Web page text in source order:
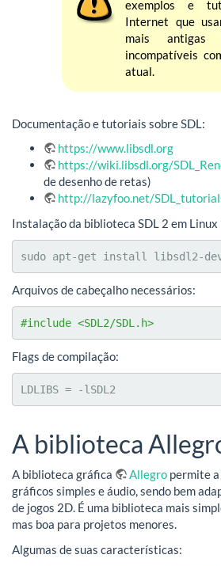
exemplos e
Internet que
mais antigas
incompatíveis
atual.
Documentação e tutoriais sobre SDL:
https://www.libsdl.org
https://wiki.libsdl.org/
de desenho de retas)
http://lazyfoo.net/
Instalação da biblioteca SDL 2 em
sudo apt-get install libsdl2-
Arquivos de cabeçalho necessários:
#include <SDL2/SDL.h>
Flags de compilação:
LDLIBS = -lSDL2
A biblioteca
A biblioteca gráfica Allegro permite
gráficos simples e áudio, sendo bem
de jogos 2D. É uma biblioteca mais
mas boa para projetos menores.
Algumas de suas características: